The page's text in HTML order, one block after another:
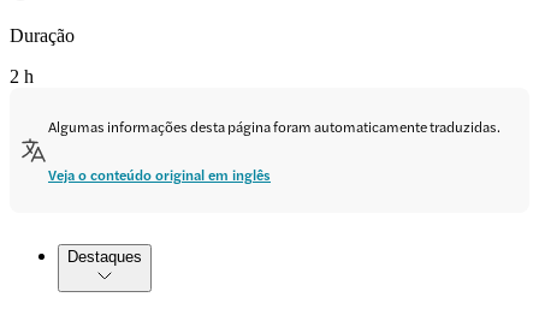
Duração
2 h
Algumas informações desta página foram automaticamente traduzidas.
Veja o conteúdo original em inglês
Destaques